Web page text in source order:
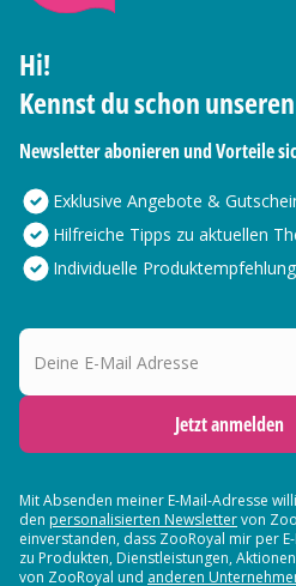
Hi!
Kennst du schon
Newsletter abonieren und Vorteile
Exklusive Angebote &
Hilfreiche Tipps zu aktuellen
Individuelle Produktempfehlung
Deine E-Mail Adresse
Jetzt anmelden
Mit Absenden meiner E-Mail-Adresse
den personalisierten Newslettervon
einverstanden, dass ZooRoyal mir per
zu Produkten, Dienstleistungen,
von ZooRoyal und anderen